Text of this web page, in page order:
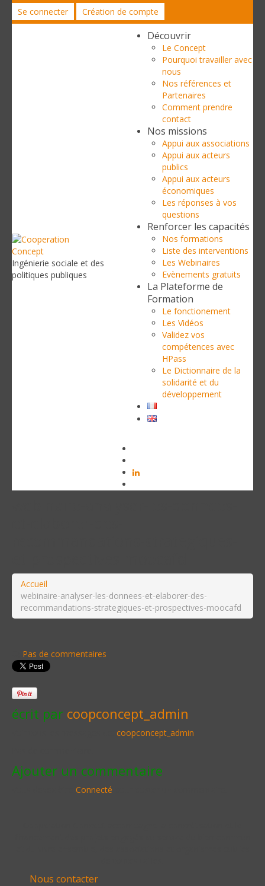
Se connecter Création de compte
Ingénierie sociale et des
politiques publiques
Découvrir
Le Concept
Pourquoi travailler avec
nous
Nos références et
Partenaires
Comment prendre
contact
Nos missions
Appui aux associations
Appui aux acteurs
publics
Appui aux acteurs
économiques
Les réponses à vos
questions
Renforcer les capacités
Nos formations
Liste des interventions
Les Webinaires
Evènements gratuits
La Plateforme de
Formation
Le fonctionement
Les Vidéos
Validez vos
compétences avec
HPass
Le Dictionnaire de la
solidarité et du
développement
Accueil
webinaire-analyser-les-donnees-et-elaborer-des-
recommandations-strategiques-et-prospectives-moocafd
Pas de commentaires
écrit par coopconcept_admin
coopconcept_admin
Ajouter un commentaire
Connecté
Nous contacter